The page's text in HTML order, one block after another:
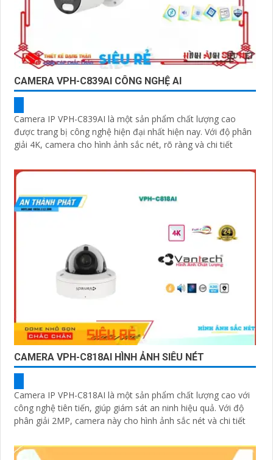
CAMERA VPH-C839AI CÔNG NGHỆ AI
Camera IP VPH-C839AI là một sản phẩm chất lượng cao
được trang bị công nghệ hiện đại nhất hiện nay. Với độ phân
giải 4K, camera cho hình ảnh sắc nét, rõ ràng và chi tiết
CAMERA VPH-C818AI HÌNH ẢNH SIÊU NÉT
Camera IP VPH-C818AI là một sản phẩm chất lượng cao với
công nghệ tiên tiến, giúp giám sát an ninh hiệu quả. Với độ
phân giải 2MP, camera này cho hình ảnh sắc nét và chi tiết